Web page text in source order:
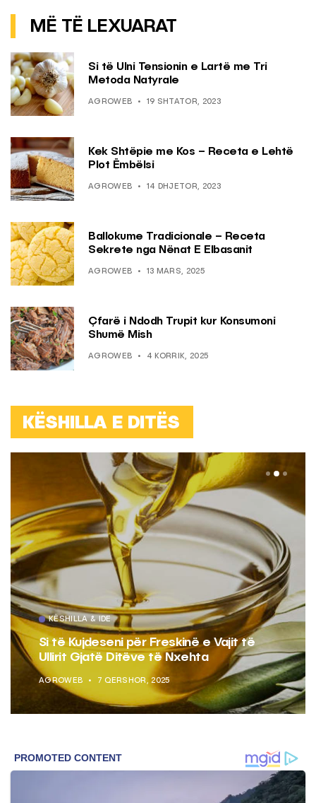
MË TË LEXUARAT
Si të Ulni Tensionin e Lartë me Tri
Metoda Natyrale
AGROWEB 19 SHTATOR, 2023
Kek Shtëpie me Kos – Receta e Lehtë
Plot Ëmbëlsi
AGROWEB 14 DHJETOR, 2023
Ballokume Tradicionale – Receta
Sekrete nga Nënat E Elbasanit
AGROWEB 13 MARS, 2025
Çfarë i Ndodh Trupit kur Konsumoni
Shumë Mish
AGROWEB 4 KORRIK, 2025
KËSHILLA E DITËS
KËSHILLA & IDE
Pse Nuk Duhet të Përdorni Letrën e
Aluminit për Ruajtjen e Ushqimeve
AGROWEB 7 QERSHOR, 2025